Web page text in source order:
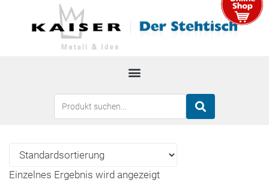
Einzelnes Ergebnis wird angezeigt